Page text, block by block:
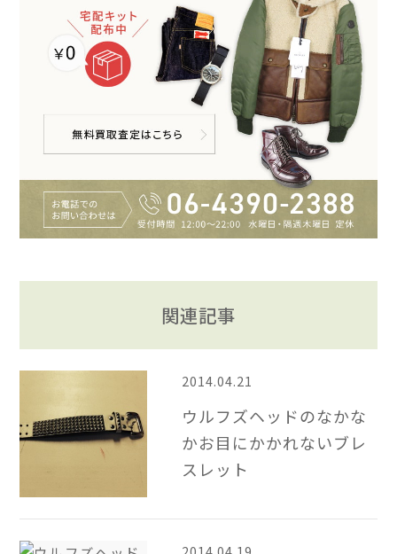
関連記事
2014.04.21
ウルフズヘッドのなかな
かお目にかかれないブレ
スレット